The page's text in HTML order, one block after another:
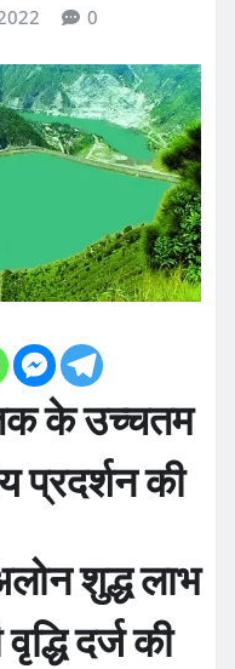
0
के उच्चतम
प्रदर्शन की
शुद्ध लाभ
दर्ज की